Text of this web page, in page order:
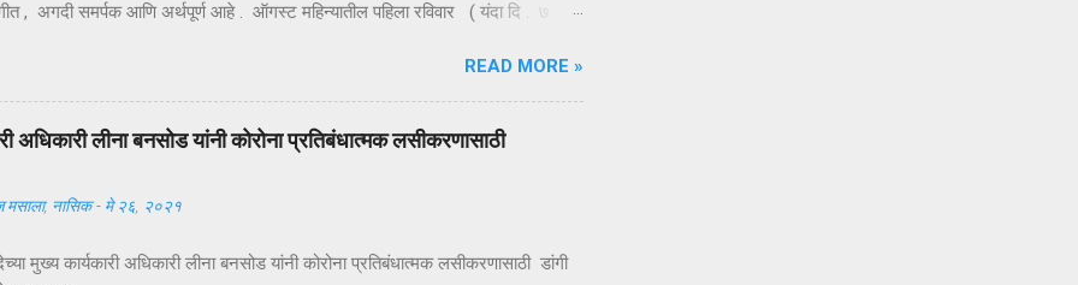
गीत , अगदी समर्पक आणि अर्थपूर्ण आहे . ऑगस्ट महिन्यातील पहिला रविवार ( यंदा दि . ७
बांधून मैत्रीचे संदेश एकमेकांना पाठविले जातात . या संदेशांमधून मैत्रीच्या वेगवेगळ्या
मिळतात . त्यापैकी संकटात जो पाठीशी उभा राहतो , तोच खरा मित्र असतो , अशी
बहूतेकांनी केलेली पहावयास मिळते . तथापि , ‘ संकटकाळी मदतीस येतो तो खरा मित्र नसून
मित्राच्या उन्नतीतून खरा आनंद मिळतो , तोच खरा मित्र असतो ’ अशी मैत्रीची अचूक
READ MORE »
अधिकारी लीना बनसोड यांनी कोरोना प्रतिबंधात्मक लसीकरणासाठी
मसाला, नासिक - मे २६, २०२१
मुख्य कार्यकारी अधिकारी लीना बनसोड यांनी कोरोना प्रतिबंधात्मक लसीकरणासाठी डांगी